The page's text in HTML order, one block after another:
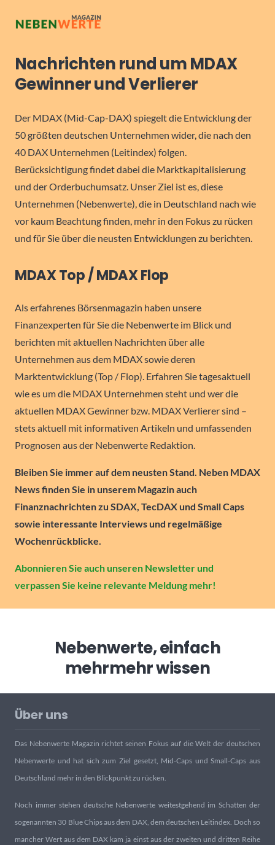
Nachrichten rund um MDAX
Gewinner und Verlierer
Der MDAX (Mid-Cap-DAX) spiegelt die Entwicklung der
50 größten deutschen Unternehmen wider, die nach den
40 DAX Unternehmen (Leitindex) folgen.
Berücksichtigung findet dabei die Marktkapitalisierung
und der Orderbuchumsatz. Unser Ziel ist es, diese
Unternehmen (Nebenwerte), die in Deutschland nach wie
vor kaum Beachtung finden, mehr in den Fokus zu rücken
und für Sie über die neusten Entwicklungen zu berichten.
MDAX Top / MDAX Flop
Als erfahrenes Börsenmagazin haben unsere
Finanzexperten für Sie die Nebenwerte im Blick und
berichten mit aktuellen Nachrichten über alle
Unternehmen aus dem MDAX sowie deren
Marktentwicklung (Top / Flop). Erfahren Sie tagesaktuell
wie es um die MDAX Unternehmen steht und wer die
aktuellen MDAX Gewinner bzw. MDAX Verlierer sind –
stets aktuell mit informativen Artikeln und umfassenden
Prognosen aus der Nebenwerte Redaktion.
Bleiben Sie immer auf dem neusten Stand. Neben MDAX
News finden Sie in unserem Magazin auch
Finanznachrichten zu SDAX, TecDAX und Small Caps
sowie interessante Interviews und regelmäßige
Wochenrückblicke.
Abonnieren Sie auch unseren Newsletter und
verpassen Sie keine relevante Meldung mehr!
Nebenwerte, einfach
mehrmehr wissen
Über uns
Das Nebenwerte Magazin richtet seinen Fokus auf die Welt der deutschen
Nebenwerte und hat sich zum Ziel gesetzt, Mid-Caps und Small-Caps aus
Deutschland mehr in den Blickpunkt zu rücken.
Noch immer stehen deutsche Nebenwerte weitestgehend im Schatten der
sogenannten 30 Blue Chips aus dem DAX, dem deutschen Leitindex. Doch so
mancher Wert aus dem DAX kam ja einst aus der zweiten und dritten Reihe